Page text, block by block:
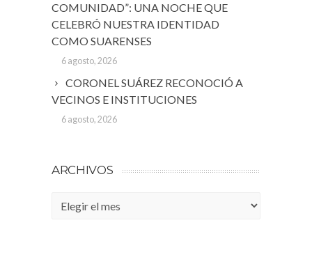
COMUNIDAD”: UNA NOCHE QUE
CELEBRÓ NUESTRA IDENTIDAD
COMO SUARENSES
6 agosto, 2026
CORONEL SUÁREZ RECONOCIÓ A
VECINOS E INSTITUCIONES
6 agosto, 2026
ARCHIVOS
Archivos